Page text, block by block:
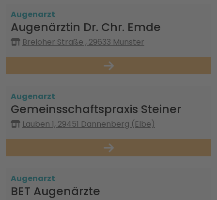
Augenarzt
Augenärztin Dr. Chr. Emde
Breloher Straße , 29633 Munster
Augenarzt
Gemeinsschaftspraxis Steiner
Lauben 1, 29451 Dannenberg (Elbe)
Augenarzt
BET Augenärzte